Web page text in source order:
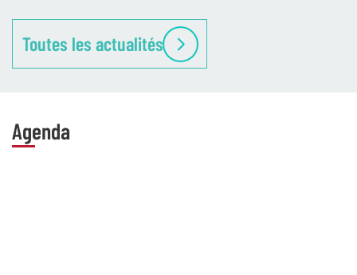
Toutes les actualités
Agenda